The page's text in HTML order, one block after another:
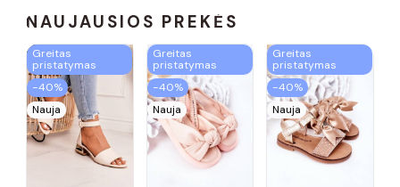
NAUJAUSIOS PREKĖS
Greitas
pristatymas
−40%
Nauja
Greitas
pristatymas
−40%
Nauja
Greitas
pristatymas
−40%
Nauja